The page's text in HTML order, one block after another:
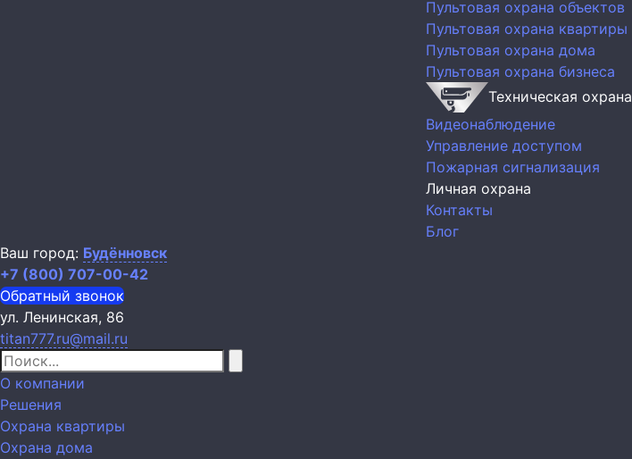
Пультовая охрана объектов
Пультовая охрана квартиры
Пультовая охрана дома
Пультовая охрана бизнеса
Техническая охрана
Видеонаблюдение
Управление доступом
Пожарная сигнализация
Личная охрана
Контакты
Блог
Ваш город: Будённовск
+7 (800) 707-00-42
Обратный звонок
ул. Ленинская, 86
titan777.ru@mail.ru
О компании
Решения
Охрана квартиры
Охрана дома